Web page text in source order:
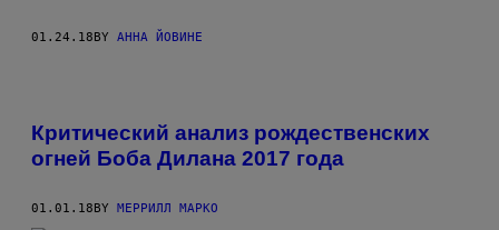
01.24.18BY АННА ЙОВИНЕ
Критический анализ рождественских
огней Боба Дилана 2017 года
01.01.18 BY МЕРРИЛЛ МАРКО